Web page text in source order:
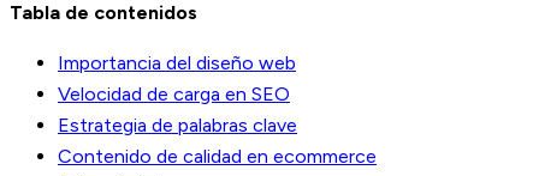
Tabla de contenidos
Importancia del diseño web
Velocidad de carga en SEO
Estrategia de palabras clave
Contenido de calidad en ecommerce